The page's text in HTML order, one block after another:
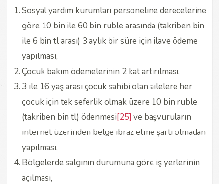
Sosyal yardım kurumları personeline derecelerine
göre 10 bin ile 60 bin ruble arasında (takriben bin
ile 6 bin tl arası) 3 aylık bir süre için ilave ödeme
yapılması,
Çocuk bakım ödemelerinin 2 kat artırılması,
3 ile 16 yaş arası çocuk sahibi olan ailelere her
çocuk için tek seferlik olmak üzere 10 bin ruble
(takriben bin tl) ödenmesi[25] ve başvuruların
internet üzerinden belge ibraz etme şartı olmadan
yapılması,
Bölgelerde salgının durumuna göre iş yerlerinin
açılması,